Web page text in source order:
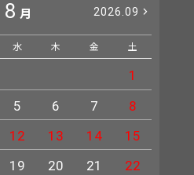
8 月 2026.09
水 木 金 土
1
5 6 7
8
12 13 14
15
19 20 21
22